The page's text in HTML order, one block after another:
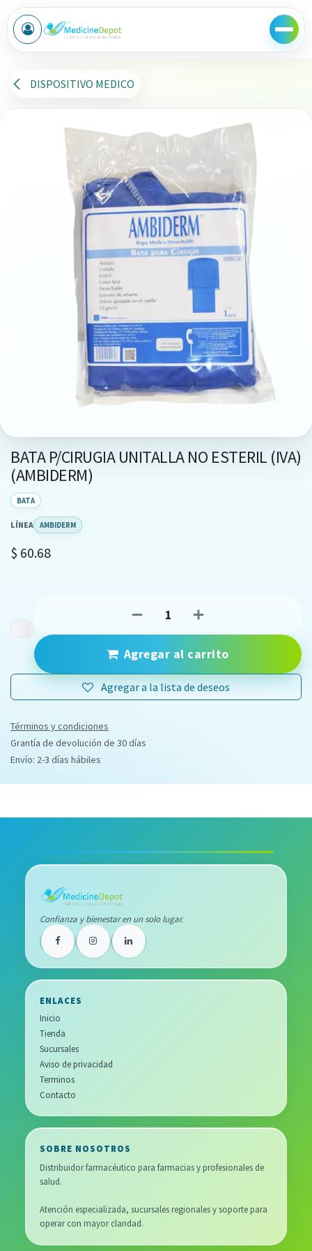
Ir al contenido
DISPOSITIVO MEDICO
BATA P/CIRUGIA UNITALLA NO ESTERIL (IVA)
(AMBIDERM)
BATA
LÍNEA AMBIDERM
$ 60.68
Agregar al carrito
Agregar a la lista de deseos
Términos y condiciones
Grantía de devolución de 30 días
Envío: 2-3 días hábiles
Confianza y bienestar en un solo lugar.
ENLACES
Inicio
Tienda
Sucursales
Aviso de privacidad
Terminos
Contacto
SOBRE NOSOTROS
Distribuidor farmacéutico para farmacias y profesionales de
salud.
Atención especializada, sucursales regionales y soporte para
operar con mayor claridad.